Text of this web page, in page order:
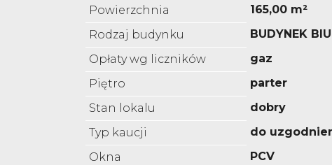
Powierzchnia
165,00 m²
Rodzaj budynku
BUDYNEK
Opłaty wg liczników
gaz
Piętro
parter
Stan lokalu
dobry
Typ kaucji
do
Okna
PCV